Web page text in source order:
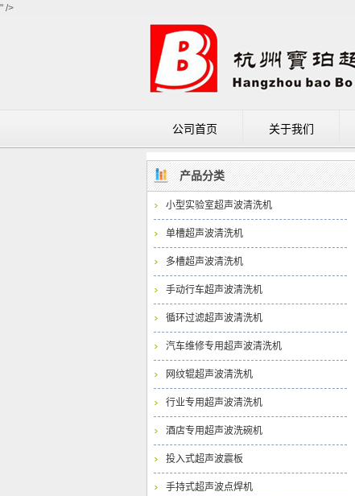
" />
公司首页 关于我们
成功案例
产品分类
小型实验室超声波清洗机
单槽超声波清洗机
多槽超声波清洗机
手动行车超声波清洗机
循环过滤超声波清洗机
汽车维修专用超声波清洗机
网纹辊超声波清洗机
行业专用超声波清洗机
酒店专用超声波洗碗机
投入式超声波震板
手持式超声波点焊机